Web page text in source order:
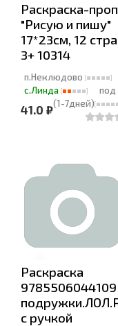
Раскраска-
"Рисую и пишу"
17*23см, 12
3+ 10314
п.Неклюдово
с.Линда
под
(1-7дней)
41.0 ₽
Раскраска
с ручкой